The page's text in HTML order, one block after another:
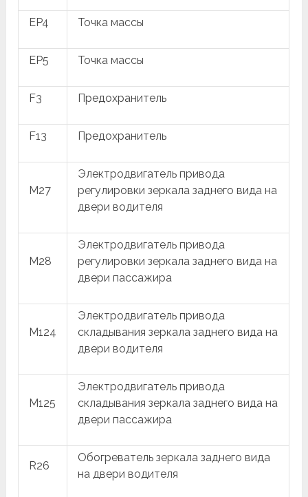
EP4 Точка массы
EP5 Точка массы
F3 Предохранитель
F13 Предохранитель
M27
Электродвигатель привода
регулировки зеркала заднего вида на
двери водителя
M28
Электродвигатель привода
регулировки зеркала заднего вида на
двери пассажира
M124
Электродвигатель привода
складывания зеркала заднего вида на
двери водителя
M125
Электродвигатель привода
складывания зеркала заднего вида на
двери пассажира
R26
Обогреватель зеркала заднего вида
на двери водителя